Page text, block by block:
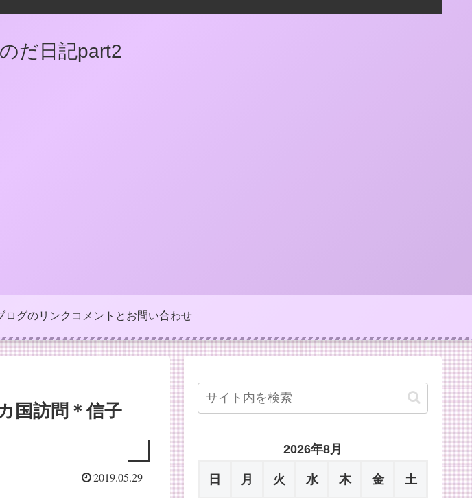
だ日記part2
ログのリンク コメントとお問い合わせ
国訪問＊信子
2019.05.29
2026年8月
日 月 火 水 木 金 土